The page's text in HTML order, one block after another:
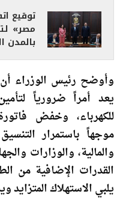
توقيع
مصر»
بالمدن
وأوضح رئيس الوزراء أن
يعد أمراً ضرورياً
للكهرباء، وخفض
موجهاً باستمرار
والمالية، والوزارات
القدرات الإضافية من
يلبي الاستهلاك